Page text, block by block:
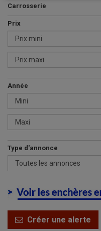
Carrosserie
Prix
Année
Type d'annonce
Créer une alerte